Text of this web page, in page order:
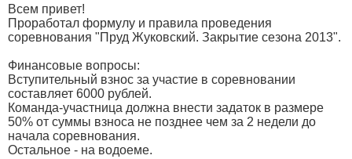
Всем привет!
Проработал формулу и правила проведения
соревнования "Пруд Жуковский. Закрытие сезона 2013".
Финансовые вопросы:
Вступительный взнос за участие в соревновании
составляет 6000 рублей.
Команда-участница должна внести задаток в размере
50% от суммы взноса не позднее чем за 2 недели до
начала соревнования.
Остальное - на водоеме.